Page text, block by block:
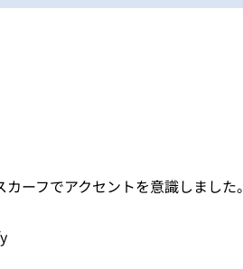
ーフでアクセントを意識しました。